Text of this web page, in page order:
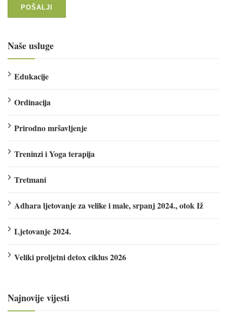
Naše usluge
Edukacije
Ordinacija
Prirodno mršavljenje
Treninzi i Yoga terapija
Tretmani
Adhara ljetovanje za velike i male, srpanj 2024., otok Iž
Ljetovanje 2024.
Veliki proljetni detox ciklus 2026
Najnovije vijesti